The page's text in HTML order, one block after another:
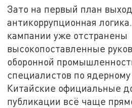
Зато на первый план
антикоррупционная
кампании уже отстранены
высокопоставленные
оборонной
специалистов по
Китайские официальные
публикации всё чаще